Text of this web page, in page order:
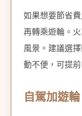
如果想要節省
再轉乘遊輪。
風景。建議選
動不便，可提
自駕加遊輪